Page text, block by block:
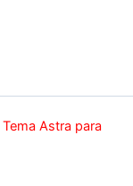
Tema Astra para